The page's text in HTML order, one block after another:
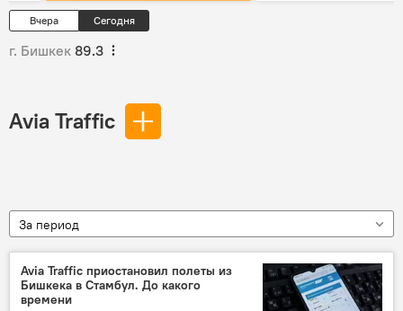
Вчера Сегодня
г. Бишкек 89.3
Avia Traffic
За период
Avia Traffic приостановил полеты из
Бишкека в Стамбул. До какого
времени